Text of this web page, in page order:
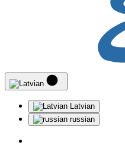
Latvian
russian